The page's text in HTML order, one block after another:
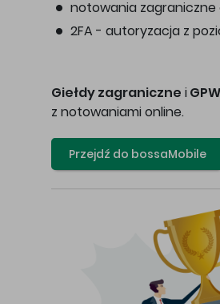
notowania zagraniczne
2FA - autoryzacja z
Giełdy zagraniczne i GPW
z notowaniami online.
Przejdź do bossaMobile